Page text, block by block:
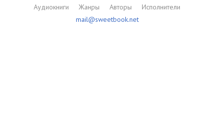
Аудиокниги Жанры Авторы
Исполнители
mail@sweetbook.net